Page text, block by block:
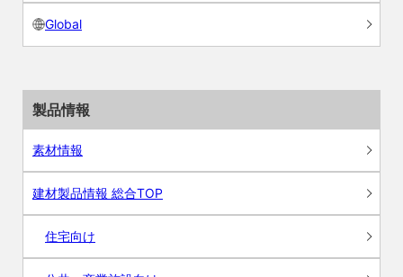
Global
製品情報
素材情報
建材製品情報 総合TOP
住宅向け